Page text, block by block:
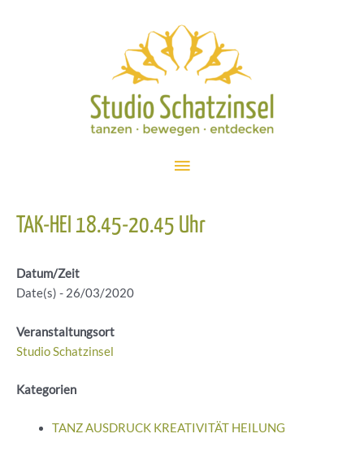
Hauptmenü
TAK-HEI 18.45-20.45 Uhr
Datum/Zeit
Date(s) - 26/03/2020
Veranstaltungsort
Studio Schatzinsel
Kategorien
TANZ AUSDRUCK KREATIVITÄT HEILUNG